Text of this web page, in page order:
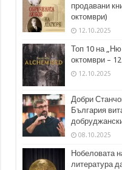
продавани
октомври)
12.10.2025
Топ 10 на
октомври –
12.10.2025
Добри
България
08.10.2025
Нобеловата
литература